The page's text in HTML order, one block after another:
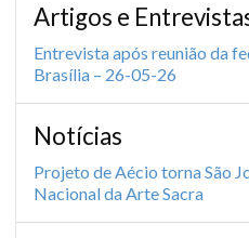
Artigos e
Entrevista após reunião da
Brasília – 26-05-26
Notícias
Projeto de Aécio torna São
Nacional da Arte Sacra